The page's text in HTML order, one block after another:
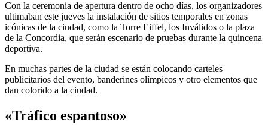
Con la ceremonia de apertura dentro de ocho días, los organizadores
ultimaban este jueves la instalación de sitios temporales en zonas
icónicas de la ciudad, como la Torre Eiffel, los Inválidos o la plaza
de la Concordia, que serán escenario de pruebas durante la quincena
deportiva.
En muchas partes de la ciudad se están colocando carteles
publicitarios del evento, banderines olímpicos y otro elementos que
dan colorido a la ciudad.
«Tráfico espantoso»